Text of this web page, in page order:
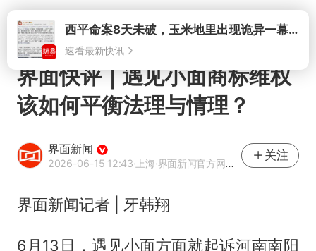
打开西平命案8天未破，玉米地里出现诡异一幕，我突然想起了欧金中
速看最新快讯
界面快评｜遇见小面商标维权
该如何平衡法理与情理？
界面新闻
2026-06-15 12:43·上海·界面新闻官方网易号
关注
界面新闻记者 | 牙韩翔
6月13日，遇见小面方面就起诉河南南阳